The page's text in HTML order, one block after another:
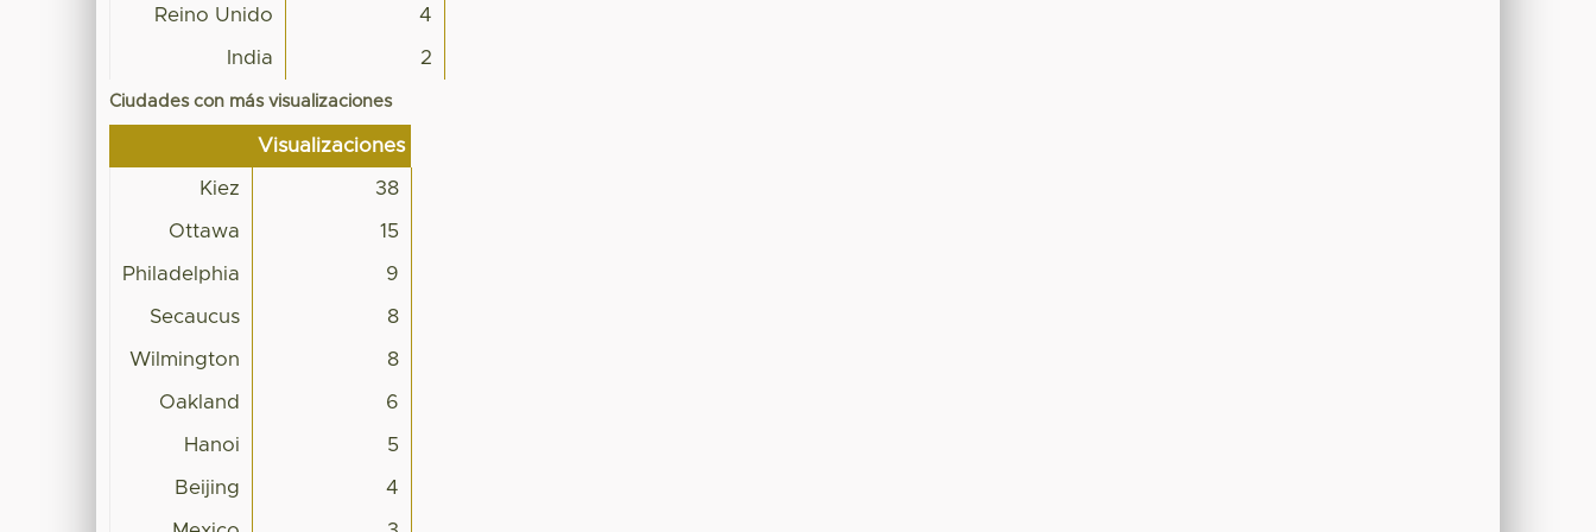
Reino Unido 4
India 2
Ciudades con más visualizaciones
Visualizaciones
Kiez 38
Ottawa 15
Philadelphia 9
Secaucus 8
Wilmington 8
Oakland 6
Hanoi 5
Beijing 4